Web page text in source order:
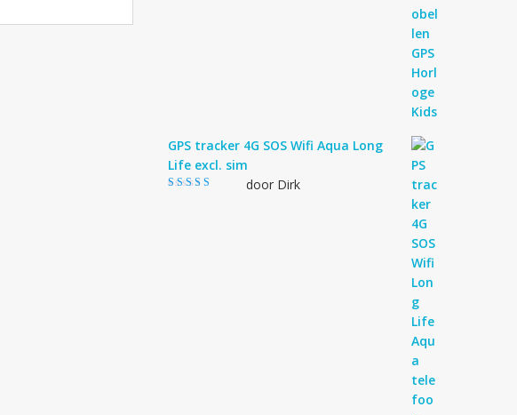
GPS tracker 4G SOS Wifi Aqua Long
Life excl. sim
door Dirk